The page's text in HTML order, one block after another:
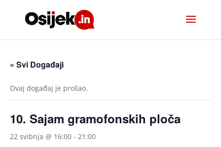
« Svi Događaji
Ovaj događaj je prošao.
10. Sajam gramofonskih ploča
22 svibnja @ 16:00 - 21:00